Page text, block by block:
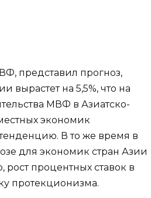
представил прогноз,
вырастет на 5,5%, что на
МВФ в Азиатско-
экономик
В то же время в
для экономик стран Азии
процентных ставок в
протекционизма.